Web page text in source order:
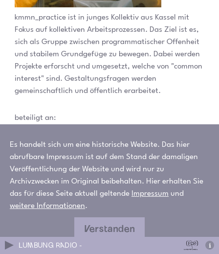
LUMBUNG RADIO -
kmmn_practice ist in junges Kollektiv aus Kassel mit
Fokus auf kollektiven Arbeitsprozessen. Das Ziel ist es,
sich als Gruppe zwischen programmatischer Offenheit
und stabilem Grundgefüge zu bewegen. Dabei werden
Projekte erforscht und umgesetzt, welche von "common
interest" sind. Gestaltungsfragen werden
gemeinschaftlich und öffentlich erarbeitet.
beteiligt an:
LED-Wand
ruruHaus Garten
Plakatsäule
Webseite:kmmn-practice.net
E-Mail:hello@kmmn-practice.net
Es handelt sich um eine historische Website. Das hier
abrufbare Impressum ist auf dem Stand der damaligen
Veröffentlichung der Website und wird nur zu
Archivzwecken im Original beibehalten. Hier erhalten Sie
das für diese Seite aktuell geltende Impressum und
weitere Informationen.
Verstanden